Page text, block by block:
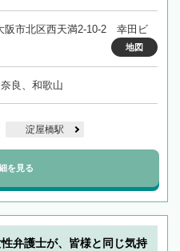
阪市北区西天満2-10-2 幸田ビ
地図
良、和歌山
淀屋橋駅
を見る
弁護士が、皆様と同じ気持